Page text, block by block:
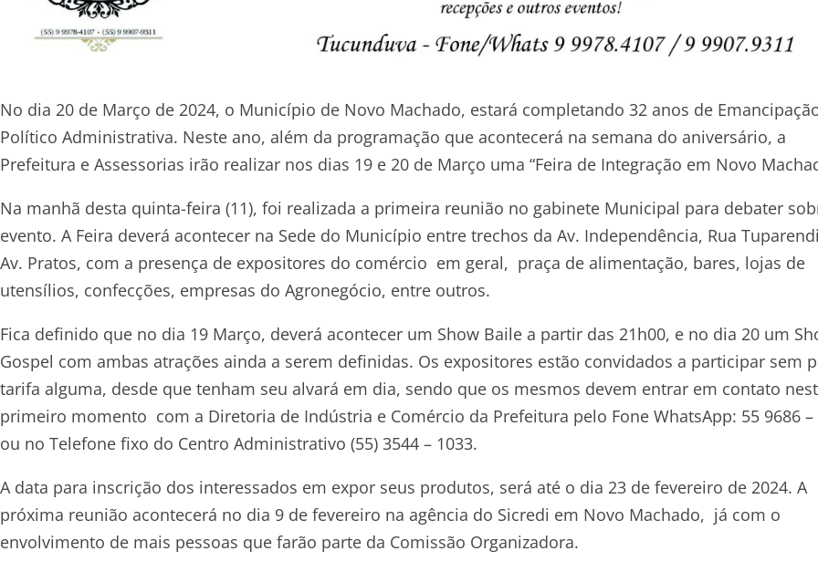
No dia 20 de Março de 2024, o Município de Novo Machado, estará completando 32 anos de
Político Administrativa. Neste ano, além da programação que acontecerá na semana do aniversário, a
Prefeitura e Assessorias irão realizar nos dias 19 e 20 de Março uma “Feira de Integração em Novo
Na manhã desta quinta-feira (11), foi realizada a primeira reunião no gabinete Municipal para debater
evento. A Feira deverá acontecer na Sede do Município entre trechos da Av. Independência, Rua
Av. Pratos, com a presença de expositores do comércio em geral, praça de alimentação, bares, lojas de
utensílios, confecções, empresas do Agronegócio, entre outros.
Fica definido que no dia 19 Março, deverá acontecer um Show Baile a partir das 21h00, e no dia 20 um
Gospel com ambas atrações ainda a serem definidas. Os expositores estão convidados a participar sem
tarifa alguma, desde que tenham seu alvará em dia, sendo que os mesmos devem entrar em contato
primeiro momento com a Diretoria de Indústria e Comércio da Prefeitura pelo Fone WhatsApp: 55 9686 –
ou no Telefone fixo do Centro Administrativo (55) 3544 – 1033.
A data para inscrição dos interessados em expor seus produtos, será até o dia 23 de fevereiro de 2024. A
próxima reunião acontecerá no dia 9 de fevereiro na agência do Sicredi em Novo Machado, já com o
envolvimento de mais pessoas que farão parte da Comissão Organizadora.